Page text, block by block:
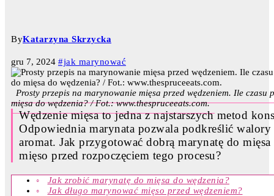
ByKatarzyna Skrzycka
gru 7, 2024 #jak marynować
Prosty przepis na marynowanie mięsa przed wędzeniem. Ile
mięsa do wędzenia? / Fot.: www.thespruceeats.com.
Wędzenie mięsa to jedna z najstarszych metod
Odpowiednia marynata pozwala podkreślić
aromat. Jak przygotować dobrą marynatę do
mięso przed rozpoczęciem tego procesu?
Jak zrobić marynatę do mięsa do wędzenia?
Jak długo marynować mięso przed wędzeniem?